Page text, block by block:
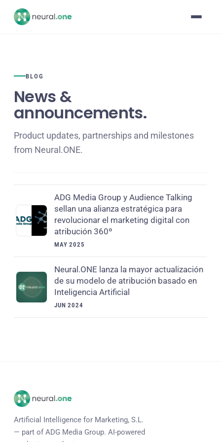
BLOG
News &
announcements.
Product updates, partnerships and milestones
from Neural.ONE.
MAY 2025
ADG Media Group y Audience Talking
sellan una alianza estratégica para
revolucionar el marketing digital con
atribución 360º
JUN 2024
Neural.ONE lanza la mayor actualización
de su modelo de atribución basado en
Inteligencia Artificial
Artificial Intelligence for Marketing, S.L.
— part of ADG Media Group. AI-powered